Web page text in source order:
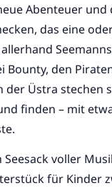
Abenteuer
das eine
Bounty, den
Üstra stechen
finden – mit
voller
für Kinder